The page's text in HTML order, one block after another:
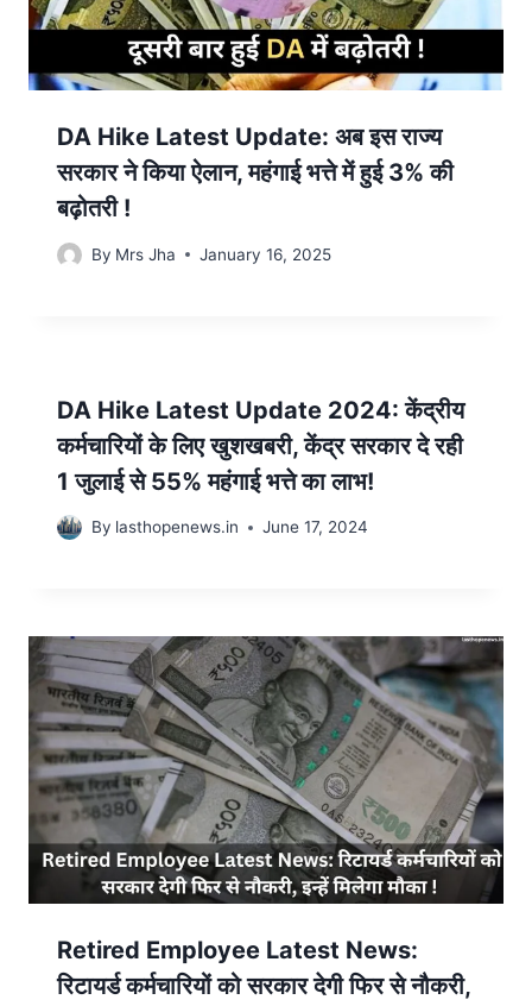
DA Hike Latest Update: अब इस राज्य
सरकार ने किया ऐलान, महंगाई भत्ते में हुई 3% की
बढ़ोतरी !
By Mrs Jha January 16, 2025
DA Hike Latest Update 2024: केंद्रीय
कर्मचारियों के लिए खुशखबरी, केंद्र सरकार दे रही
1 जुलाई से 55% महंगाई भत्ते का लाभ!
By lasthopenews.in June 17, 2024
Retired Employee Latest News:
रिटायर्ड कर्मचारियों को सरकार देगी फिर से नौकरी,